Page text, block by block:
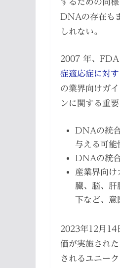
DNAの存在も
しれない。
2007 年、FDA
症適応症に対
の業界向けガ
ンに関する重
DNAの統
与える可能
DNAの統
産業界向
臓、脳、肝
下など、意
2023年12月14
価が実施され
されるユニー